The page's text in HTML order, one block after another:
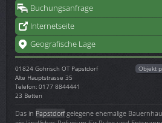
Buchungsanfrage
Internetseite
Geografische Lage
01824 Gohrisch OT Papstdorf
Alte Hauptstrasse 35
Telefon: 0177 8844441
23 Betten
Objekt
Das in Papstdorfgelegene ehemalige